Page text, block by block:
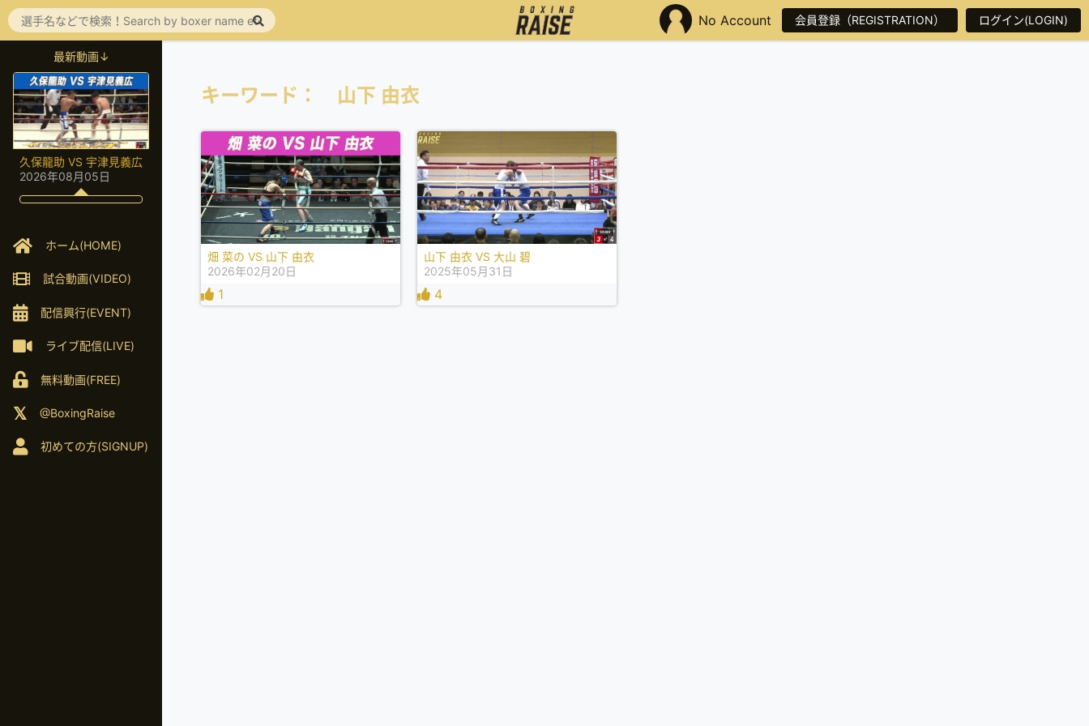
No Account 会員登録（REGISTRATION） ログイン(LOGIN)
最新動画↓
久保龍助 VS 宇津見義広
2026年08月05日
ホーム(HOME)
試合動画(VIDEO)
配信興行(EVENT)
ライブ配信(LIVE)
無料動画(FREE)
@BoxingRaise
初めての方(SIGNUP)
キーワード： 山下 由衣
畑 菜の VS 山下 由衣
2026年02月20日
1
山下 由衣 VS 大山 碧
2025年05月31日
4